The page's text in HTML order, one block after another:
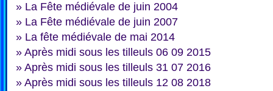
» La Fête médiévale de juin 2004
» La Fête médiévale de juin 2007
» La fête médiévale de mai 2014
» Après midi sous les tilleuls 06 09 2015
» Après midi sous les tilleuls 31 07 2016
» Après midi sous les tilleuls 12 08 2018